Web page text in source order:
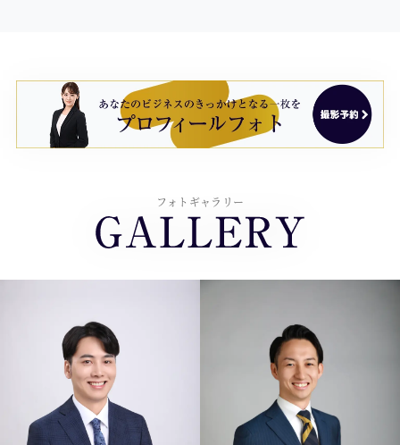
フォトギャラリー